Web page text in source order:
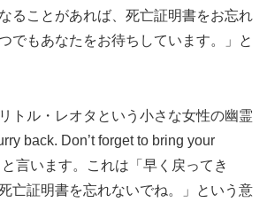
ることがあれば、死亡証明書をお忘れ
でもあなたをお待ちしています。」と
トル・レオタという小さな女性の幽霊
back. Don’t forget to bring your
言います。これは「早く戻ってき
亡証明書を忘れないでね。」という意